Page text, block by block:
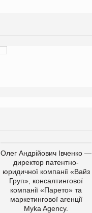
Олег Андрійович Івченко —
директор патентно-
юридичної компанії «Вайз
Груп», консалтингової
компанії «Парето» та
маркетингової агенції
Myka Agency.